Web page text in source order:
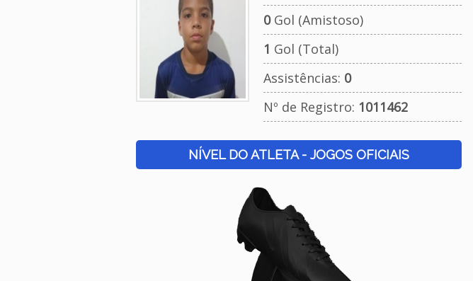
0Gol (Amistoso)
1 Gol (Total)
Assistências: 0
Nº de Registro: 1011462
NÍVEL DO ATLETA - JOGOS OFICIAIS